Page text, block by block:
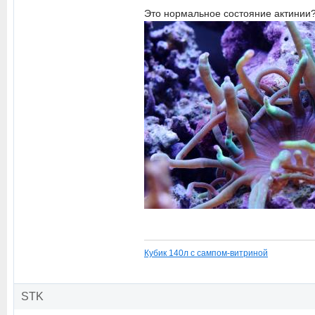
Это нормальное состояние
Кубик 140л с сампом-витриной
STK